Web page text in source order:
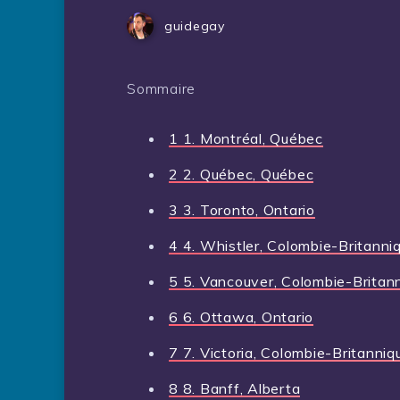
guidegay
Sommaire
1 1. Montréal, Québec
2 2. Québec, Québec
3 3. Toronto, Ontario
4 4. Whistler, Colombie-
5 5. Vancouver, Colombie-
6 6. Ottawa, Ontario
7 7. Victoria, Colombie-
8 8. Banff, Alberta